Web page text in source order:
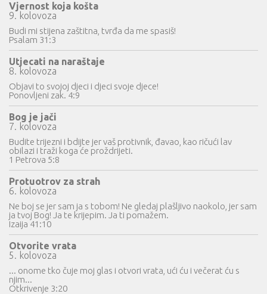
Vjernost koja košta
9. kolovoza
Budi mi stijena zaštitna, tvrđa da me spasiš!
Psalam 31:3
Utjecati na naraštaje
8. kolovoza
Objavi to svojoj djeci i djeci svoje djece!
Ponovljeni zak. 4:9
Bog je jači
7. kolovoza
Budite trijezni i bdijte jer vaš protivnik, đavao, kao ričući lav
obilazi i traži koga će proždrijeti.
1 Petrova 5:8
Protuotrov za strah
6. kolovoza
Ne boj se jer sam ja s tobom! Ne gledaj plašljivo naokolo, jer sam
ja tvoj Bog! Ja te krijepim. Ja ti pomažem.
Izaija 41:10
Otvorite vrata
5. kolovoza
... onome tko čuje moj glas i otvori vrata, ući ću i večerat ću s
njim...
Otkrivenje 3:20